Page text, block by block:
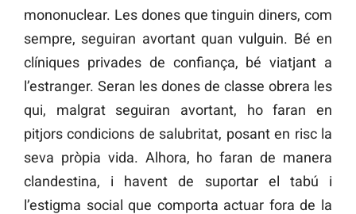
mononuclear. Les dones que tinguin diners, com
sempre, seguiran avortant quan vulguin. Bé en
clíniques privades de confiança, bé viatjant a
l’estranger. Seran les dones de classe obrera les
qui, malgrat seguiran avortant, ho faran en
pitjors condicions de salubritat, posant en risc la
seva pròpia vida. Alhora, ho faran de manera
clandestina, i havent de suportar el tabú i
l’estigma social que comporta actuar fora de la